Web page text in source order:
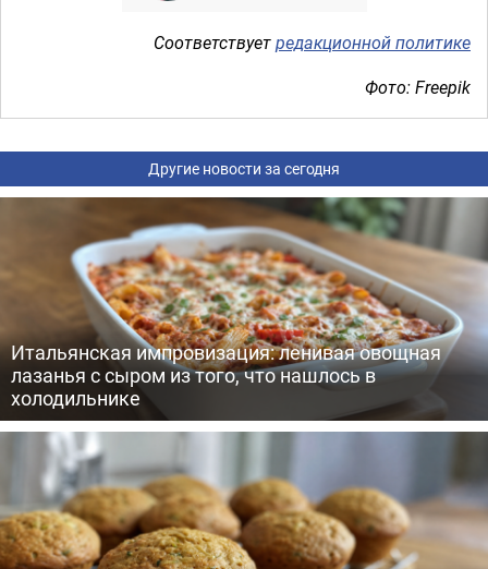
Соответствуетредакционной политике
Фото: Freepik
Другие новости за сегодня
Итальянская импровизация: ленивая овощная
лазанья с сыром из того, что нашлось в
холодильнике